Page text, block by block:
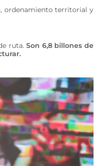
ordenamiento territorial y
ruta.Son 6,8 billones de